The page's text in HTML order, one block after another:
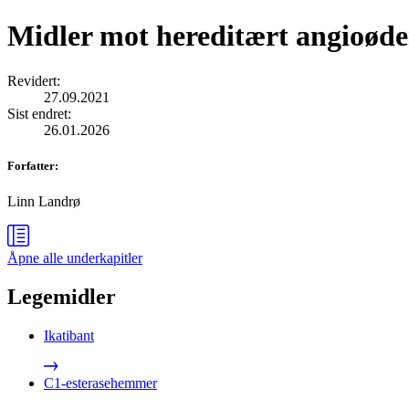
Midler mot hereditært
Revidert:
27.09.2021
Sist endret:
26.01.2026
Forfatter:
Linn Landrø
Åpne alle underkapitler
Legemidler
Ikatibant
C1-esterasehemmer